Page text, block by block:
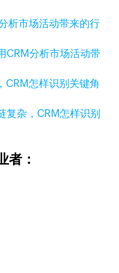
CRM分析市场活动带
复杂，CRM怎样识别
者：